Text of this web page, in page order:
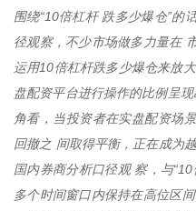
围绕“10倍杠杆 跌多少爆仓”的
径观察，不少市场做多力量在
运用10倍杠杆跌多少爆仓来放
盘配资平台进行操作的比例呈
角看，当投资者在实盘配资场
回撤之 间取得平衡，正在成为
国内券商分析口径观 察，与
多个时间窗口内保持在高位区